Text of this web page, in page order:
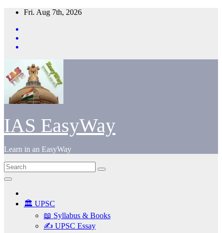
Skip
content
Fri. Aug 7th, 2026
IAS EasyWay
Learn in an EasyWay
🏛️ UPSC
📖 Syllabus & Books
✍️ UPSC Essay